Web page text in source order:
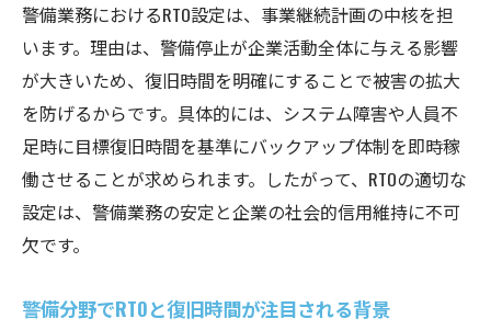
警備のRTO設定におけるリスク評価の重要性
警備RTO決定で押さえたいプロセスの要点
RTO算出に役立つ警備業務の評価基準
警備分野のRTO決定を成功させる実践手法
システム復旧と警備体制強化の実践法
警備システム復旧でRTOを短縮する方法
警備RTO向上へシステム復旧手順の見直し
警備業務におけるRTO設定は、事業継続計画の中核を担
います。理由は、警備停止が企業活動全体に与える影響
が大きいため、復旧時間を明確にすることで被害の拡大
を防げるからです。具体的には、システム障害や人員不
足時に目標復旧時間を基準にバックアップ体制を即時稼
働させることが求められます。したがって、RTOの適切な
設定は、警備業務の安定と企業の社会的信用維持に不可
欠です。
警備分野でRTOと復旧時間が注目される背景